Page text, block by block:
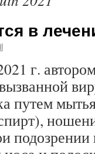
в
г.
путем